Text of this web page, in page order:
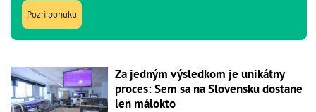
Pozri ponuku
Za jedným výsledkom je unikátny
proces: Sem sa na Slovensku dostane
len málokto